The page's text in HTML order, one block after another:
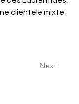
clientèle mixte.
Next